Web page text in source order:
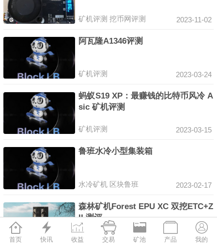
矿机评测 挖币网评测 2023-11-02
阿瓦隆A1346评测
矿机评测 2023-03-24
蚂蚁S19 XP：最赚钱的比特币风冷 A
sic 矿机评测
矿机评测 2023-03-15
鲁班水冷小型集装箱
水冷矿机 区块鲁班 2023-02-17
森林矿机Forest EPU XC 双挖ETC+Z
IL测评
矿机评测 2022-12-15

首页

快讯

收益

交易

矿池

产品

我的